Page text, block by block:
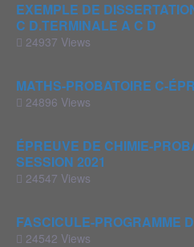
EXEMPLE DE
C D.TERMINALE A C D
24937 Views
MATHS-PROBATOIRE C-
24896 Views
ÉPREUVE DE CHIMIE-
SESSION 2021
24547 Views
FASCICULE-PROGRAMME
24542 Views